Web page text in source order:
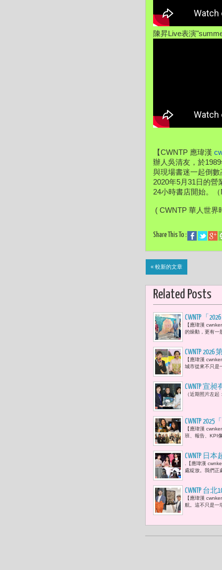
【CWNTP 應瑋漢
辦人吳清友， 於
與現場書迷一起倒
2020年5月31日的營
24小時書店開始。
( CWNTP 華人世界
Share This To :
« 較新的文章
Related Posts
CWNTP「
耀容與張
【應瑋漢
的燥動，更有一
CWNTP
們該如何
【應瑋漢
城市從來不只是
CWNTP 宣
（近期照片左
CWNTP
展現校園原
【應瑋漢
班、報告、KPI
CWNTP 日本
.【應瑋漢
處綻放。我們正
CWNTP 台
術數位18
【應瑋漢
航。這不只是一